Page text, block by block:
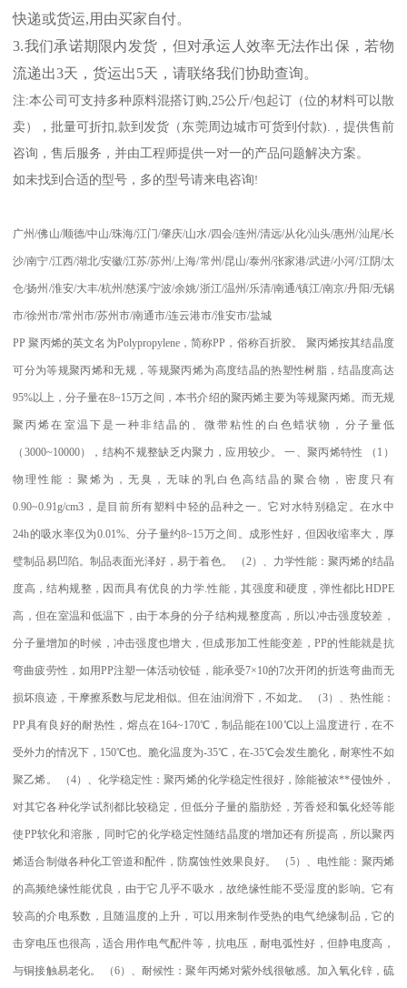
快递或货运,用由买家自付。
3.我们承诺期限内发货，但对承运人效率无法作出保，若物
流递出3天，货运出5天，请联络我们协助查询。
注:本公司可支持多种原料混搭订购 ,25公斤/包起订（位的材料可以散
卖），批量可折扣 ,款到发货（东莞周边城市可货到付款).
，提供售前
咨询，售后服务，并由工程师提供一对一的产品问题解决方案。
如未找到合适的型号，多的型号请来电咨询!
广州/佛山/顺德/中山/珠海/江门/肇庆/山水/四会/连州 /清远/从化/汕头/惠州/汕尾/长
沙/南宁/江西/湖北/安徽/江苏/苏州/上海/常州 /昆山/泰州 /张家港/武进/小河/江阴/太
仓/扬州 /淮安/大丰/杭州/慈溪/宁波/余姚/浙江/温州 /乐清/南通/镇江/南京/丹阳/无锡
市/徐州市/常州市/苏州市/南通市/连云港市/淮安市/盐城
PP聚丙烯的英文名为Polypropylene，简称PP ，俗称百折胶。 聚丙烯按其结晶度
可分为等规聚丙烯和无规，等规聚丙烯为高度结晶的热塑性树脂，结晶度高达
95%以上，分子量在8~15万之间，本书介绍的聚丙烯主要为等规聚丙烯。而无规
聚丙烯在室温下是一种非结晶的、微带粘性的白色蜡状物，分子量低
（ 3000~10000），结构不规整缺乏内聚力，应用较少。一、聚丙烯特性 （ 1 ）
物理性能：聚烯为，无臭，无味的乳白色高结晶的聚合物，密度只有
0.90~0.91g/cm3 ，是目前所有塑料中轻的品种之一。它对水特别稳定。在水中
24h的吸水率仅为0.01%、分子量约8~15万之间。成形性好，但因收缩率大，厚
璧制品易凹陷。制品表面光泽好，易于着色。 （2）、力学性能：聚丙烯的结晶
度高，结构规整，因而具有优良的力学.性能，其强度和硬度，弹性都比HDPE
高，但在室温和低温下，由于本身的分子结构规整度高，所以冲击强度较差，
分子量增加的时候，冲击强度也增大，但成形加工性能变差， PP的性能就是抗
弯曲疲劳性，如用PP注塑一体活动铰链，能承受7×10的7次开闭的折迭弯曲而无
损坏痕迹，干摩擦系数与尼龙相似。但在油润滑下，不如龙。 （3）、热性能：
PP具有良好的耐热性，熔点在164~170℃ ，制品能在100℃以上温度进行，在不
受外力的情况下， 150℃也。脆化温度为-35℃，在-35℃会发生脆化，耐寒性不如
聚乙烯。 （4）、化学稳定性：聚丙烯的化学稳定性很好，除能被浓**侵蚀外，
对其它各种化学试剂都比较稳定，但低分子量的脂肪烃，芳香烃和氯化烃等能
使PP软化和溶胀，同时它的化学稳定性随结晶度的增加还有所提高，所以聚丙
烯适合制做各种化工管道和配件，防腐蚀性效果良好。 （5）、电性能：聚丙烯
的高频绝缘性能优良，由于它几乎不吸水，故绝缘性能不受湿度的影响。它有
较高的介电系数，且随温度的上升，可以用来制作受热的电气绝缘制品，它的
击穿电压也很高，适合用作电气配件等，抗电压，耐电弧性好，但静电度高，
与铜接触易老化。 （6）、耐候性：聚年丙烯对紫外线很敏感。加入氧化锌，硫